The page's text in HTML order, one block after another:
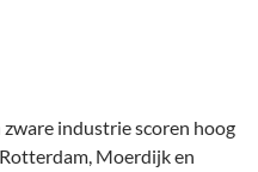
industrie scoren hoog
Moerdijk en